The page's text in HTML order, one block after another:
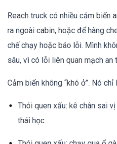
Reach truck có nhiều cảm biến
ra ngoài cabin, hoặc để hàng
chế chạy hoặc báo lỗi. Mình
sâu, vì có lỗi liên quan mạch an
Cảm biến không “khó ở”. Nó chỉ
Thói quen xấu: kê chân sai
thái học.